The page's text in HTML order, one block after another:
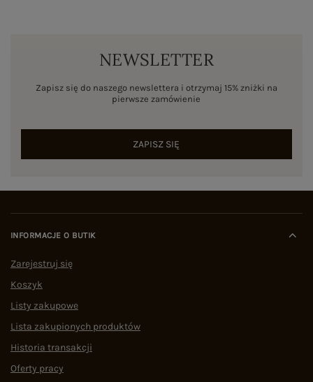
NEWSLETTER
Zapisz się do naszego newslettera i otrzymaj 15% zniżki na
pierwsze zamówienie
ZAPISZ SIĘ
INFORMACJE O BUTIK
Zarejestruj się
Koszyk
Listy zakupowe
Lista zakupionych produktów
Historia transakcji
Oferty pracy